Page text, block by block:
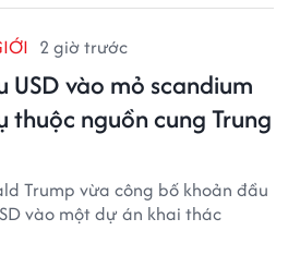
2 giờ trước
vào mỏ scandium
thuộc nguồn cung Trung
Trump vừa công bố khoản đầu
vào một dự án khai thác